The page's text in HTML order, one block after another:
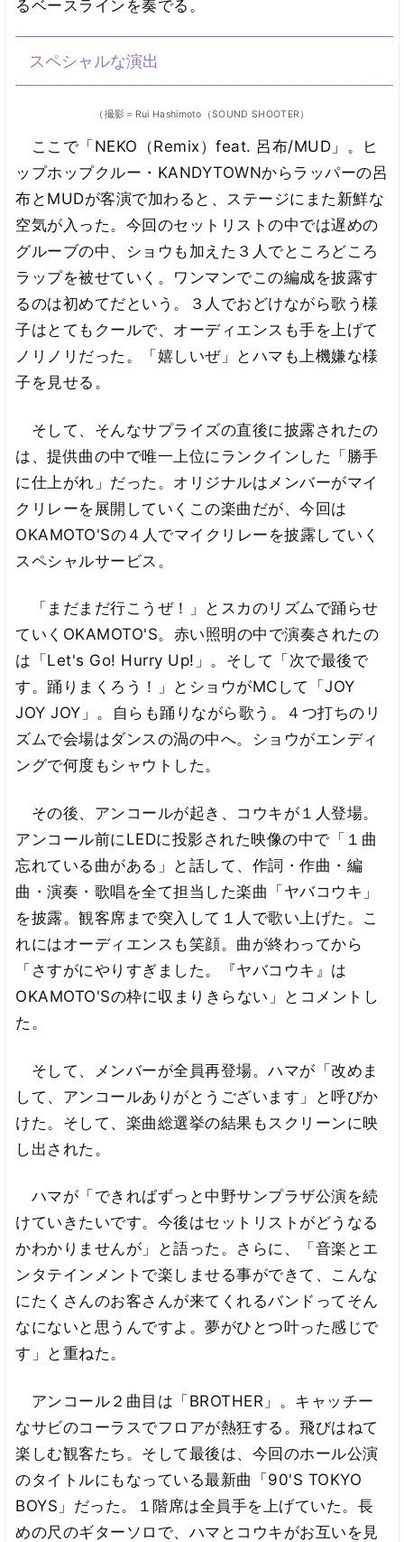
るベースラインを奏でる。
スペシャルな演出
（撮影＝Rui Hashimoto（SOUND SHOOTER）
ここで「NEKO（Remix）feat. 呂布/MUD」。ヒ
ップホップクルー・KANDYTOWNからラッパーの呂
布とMUDが客演で加わると、ステージにまた新鮮な
空気が入った。今回のセットリストの中では遅めの
グルーブの中、ショウも加えた３人でところどころ
ラップを被せていく。ワンマンでこの編成を披露す
るのは初めてだという。３人でおどけながら歌う様
子はとてもクールで、オーディエンスも手を上げて
ノリノリだった。「嬉しいぜ」とハマも上機嫌な様
子を見せる。
そして、そんなサプライズの直後に披露されたの
は、提供曲の中で唯一上位にランクインした「勝手
に仕上がれ」だった。オリジナルはメンバーがマイ
クリレーを展開していくこの楽曲だが、今回は
OKAMOTO'Sの４人でマイクリレーを披露していく
スペシャルサービス。
「まだまだ行こうぜ！」とスカのリズムで踊らせ
ていくOKAMOTO'S。赤い照明の中で演奏されたの
は「Let's Go! Hurry Up!」。そして「次で最後で
す。踊りまくろう！」とショウがMCして「JOY
JOY JOY」。自らも踊りながら歌う。４つ打ちのリ
ズムで会場はダンスの渦の中へ。ショウがエンディ
ングで何度もシャウトした。
その後、アンコールが起き、コウキが１人登場。
アンコール前にLEDに投影された映像の中で「１曲
忘れている曲がある」と話して、作詞・作曲・編
曲・演奏・歌唱を全て担当した楽曲「ヤバコウキ」
を披露。観客席まで突入して１人で歌い上げた。こ
れにはオーディエンスも笑顔。曲が終わってから
「さすがにやりすぎました。『ヤバコウキ』は
OKAMOTO'Sの枠に収まりきらない」とコメントし
た。
そして、メンバーが全員再登場。ハマが「改めま
して、アンコールありがとうございます」と呼びか
けた。そして、楽曲総選挙の結果もスクリーンに映
し出された。
ハマが「できればずっと中野サンプラザ公演を続
けていきたいです。今後はセットリストがどうなる
かわかりませんが」と語った。さらに、「音楽とエ
ンタテインメントで楽しませる事ができて、こんな
にたくさんのお客さんが来てくれるバンドってそん
なにないと思うんですよ。夢がひとつ叶った感じで
す」と重ねた。
アンコール２曲目は「BROTHER」。キャッチー
なサビのコーラスでフロアが熱狂する。飛びはねて
楽しむ観客たち。そして最後は、今回のホール公演
のタイトルにもなっている最新曲「90'S TOKYO
BOYS」だった。１階席は全員手を上げていた。長
めの尺のギターソロで、ハマとコウキがお互いを見